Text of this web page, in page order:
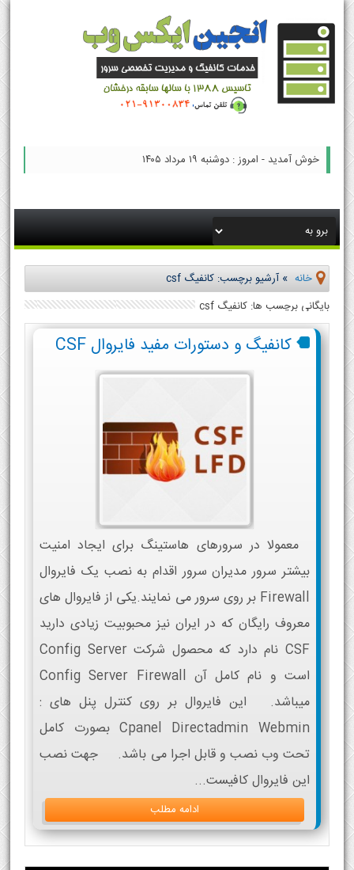
خوش آمدید - امروز : دوشنبه ۱۹ مرداد ۱۴۰۵
خانه »آرشیو برچسب: کانفیگ csf
بایگانی برچسب ها: کانفیگ csf
کانفیگ و دستورات مفید فایروال CSF
معمولا در سرورهای هاستینگ برای ایجاد امنیت
بیشتر سرور مدیران سرور اقدام به نصب یک فایروال
Firewall بر روی سرور می نمایند.یکی از فایروال های
معروف رایگان که در ایران نیز محبوبیت زیادی دارید
CSF نام دارد که محصول شرکت Config Server
است و نام کامل آن Config Server Firewall
میباشد. این فایروال بر روی کنترل پنل های :
Cpanel Directadmin Webmin بصورت کامل
تحت وب نصب و قابل اجرا می باشد. جهت نصب
این فایروال کافیست...
ادامه مطلب